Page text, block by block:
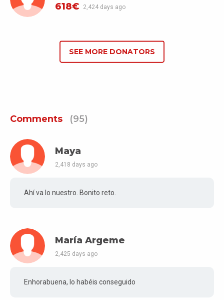
618€
2,424 days ago
SEE MORE DONATORS
Comments (95)
Maya
2,418 days ago
Ahí va lo nuestro. Bonito reto.
María Argeme
2,425 days ago
Enhorabuena, lo habéis conseguido